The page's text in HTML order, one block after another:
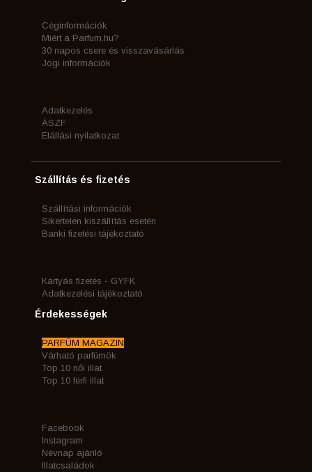
Céginformációk
Miért a Parfum.hu?
30 napos csere és visszavásárlás
Jogi információk
Adatkezelés
ÁSZF
Elállási nyilatkozat
Szállítás és fizetés
Szállítási információk
Sikertelen kiszállítás esetén
Banki fizetési tájékoztató
Kártyás fizetés - GYFK
Adatkezelési tájékoztató
Érdekességek
PARFÜM MAGAZIN
Várható parfümök
Top 10 női illat
Top 10 férfi illat
Facebook
Instagram
Névnap ajánló
Illatcsaládok